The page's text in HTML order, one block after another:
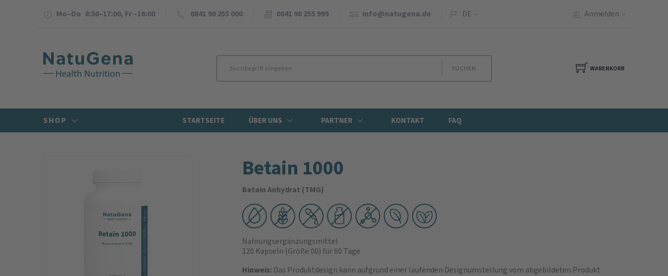
Mo–Do 8:30–17:00, Fr –16:00 0841 90 255 000 0841 90 255 999 info@natugena.de DE Anmelden
SUCHEN WARENKORB
SHOP STARTSEITE ÜBER UNS PARTNER KONTAKT FAQ
Betain 1000
Betain Anhydrat (TMG)
Nahrungsergänzungsmittel
120 Kapseln (Größe 00) für 60 Tage
Hinweis: Das Produktdesign kann aufgrund einer laufenden Designumstellung vom abgebildeten Produkt